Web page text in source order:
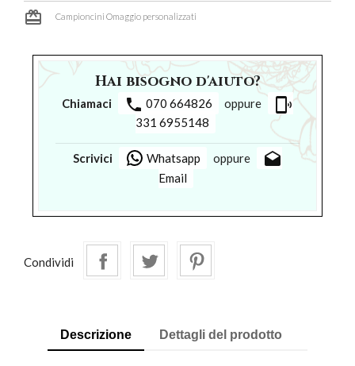
card_giftcard Campioncini Omaggio personalizzati
Hai bisogno d'aiuto?
Chiamaci phone 070 664826 oppure phonelink_ring
331 6955148
Scrivici Whatsapp oppure drafts
Email
Condividi
Descrizione Dettagli del prodotto